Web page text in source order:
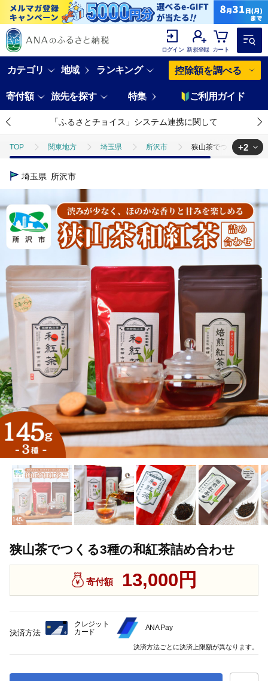
ログイン 新規登録 カート
カテゴリ 地域 ランキング 控除額を調べる
寄付額 旅先を探す 特集 ご利用ガイド
「ふるさとチョイス」システム連携に関して
TOP 関東地方 埼玉県 所沢市 狭山茶でつくる3種の
TOP
+2
埼玉県 所沢市
狭山茶でつくる3種の和紅茶詰め合わせ
寄付額 13,000円
決済方法
クレジット
カード
ANA Pay
決済方法ごとに決済上限額が異なります。